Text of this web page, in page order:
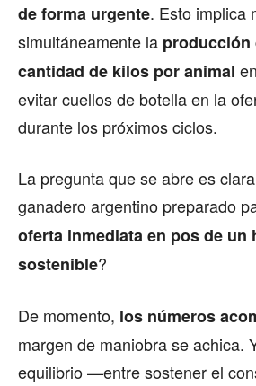
de forma urgente. Esto implica
simultáneamente la producción
cantidad de kilos por animal
evitar cuellos de botella en la
durante los próximos ciclos.
La pregunta que se abre es
ganadero argentino preparado
oferta inmediata en pos de un
sostenible?
De momento, los números
margen de maniobra se achica.
equilibrio —entre sostener el